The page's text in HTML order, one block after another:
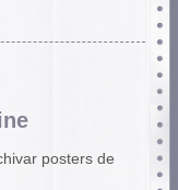
posters de